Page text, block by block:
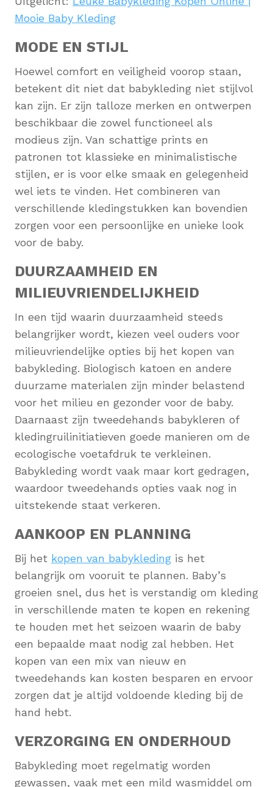
Mooie Baby Kleding
MODE EN STIJL
Hoewel comfort en veiligheid voorop staan,
betekent dit niet dat babykleding niet stijlvol
kan zijn. Er zijn talloze merken en ontwerpen
beschikbaar die zowel functioneel als
modieus zijn. Van schattige prints en
patronen tot klassieke en minimalistische
stijlen, er is voor elke smaak en gelegenheid
wel iets te vinden. Het combineren van
verschillende kledingstukken kan bovendien
zorgen voor een persoonlijke en unieke look
voor de baby.
DUURZAAMHEID EN
MILIEUVRIENDELIJKHEID
In een tijd waarin duurzaamheid steeds
belangrijker wordt, kiezen veel ouders voor
milieuvriendelijke opties bij het kopen van
babykleding. Biologisch katoen en andere
duurzame materialen zijn minder belastend
voor het milieu en gezonder voor de baby.
Daarnaast zijn tweedehands babykleren of
kledingruilinitiatieven goede manieren om de
ecologische voetafdruk te verkleinen.
Babykleding wordt vaak maar kort gedragen,
waardoor tweedehands opties vaak nog in
uitstekende staat verkeren.
AANKOOP EN PLANNING
Bij het kopen van babykleding is het
belangrijk om vooruit te plannen. Baby’s
groeien snel, dus het is verstandig om kleding
in verschillende maten te kopen en rekening
te houden met het seizoen waarin de baby
een bepaalde maat nodig zal hebben. Het
kopen van een mix van nieuw en
tweedehands kan kosten besparen en ervoor
zorgen dat je altijd voldoende kleding bij de
hand hebt.
VERZORGING EN ONDERHOUD
Babykleding moet regelmatig worden
gewassen, vaak met een mild wasmiddel om